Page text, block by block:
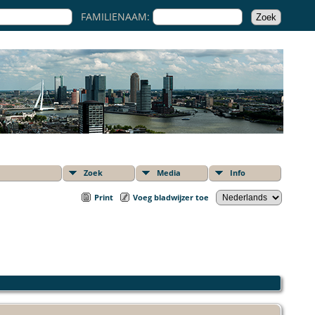
FAMILIENAAM:
Zoek Media Info
Print Voeg bladwijzer toe